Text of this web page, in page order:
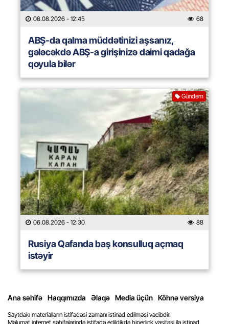
06.08.2026 - 12:45 68
ABŞ-da qalma müddətinizi aşsanız,
gələcəkdə ABŞ-a girişinizə daimi qadağa
qoyula bilər
Gündəm
06.08.2026 - 12:30 88
Rusiya Qafanda baş konsulluq açmaq
istəyir
Ana səhifə Haqqımızda Əlaqə Media üçün Köhnə versiya
Saytdakı materialların istifadəsi zamanı istinad edilməsi vacibdir.
Məlumat internet səhifələrində istifadə edildikdə hiperlink vasitəsi ilə istinad